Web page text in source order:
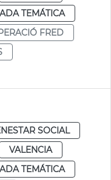
TEMÁTICA
FRED
SOCIAL
VALENCIA
TEMÁTICA